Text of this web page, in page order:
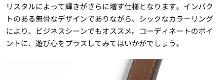
リスタルによって輝きがさらに増す仕様となります。インパク
トのある無骨なデザインでありながら、シックなカラーリング
により、ビジネスシーンでもオススメ。コーディネートのポイ
ントに、遊び心をプラスしてみてはいかがでしょう。